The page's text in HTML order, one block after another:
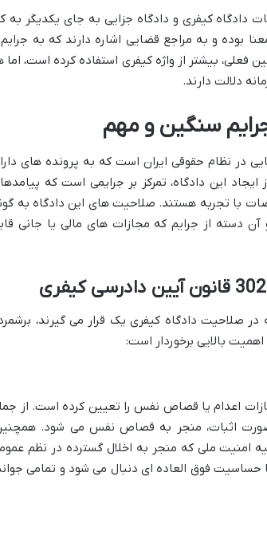
کیفری و دادگاه جزایی به جای یکدیگر به
بوده و به مراجع قضایی اشاره دارند که به
فعلی، بیشتر از واژه کیفری استفاده کرده است، اما
دلالت دارند.
سنگین و مهم
در نظام حقوقی ایران است که به پرونده های
این دادگاه، تمرکز بر جرایمی است که
با تجربه هستند. صلاحیت های این دادگاه به
دسته از جرایم که مجازات های مالی یا جانی
در صلاحیت دادگاه کیفری یک قرار می گیرند،
بالایی برخوردار است:
اعدام یا قصاص نفس را تعیین کرده است. از
اثبات، منجر به قصاص نفس می شود.
امنیت ملی که منجر به اخلال گسترده در نظم
حساسیت فوق العاده ای دنبال می شود و تمامی